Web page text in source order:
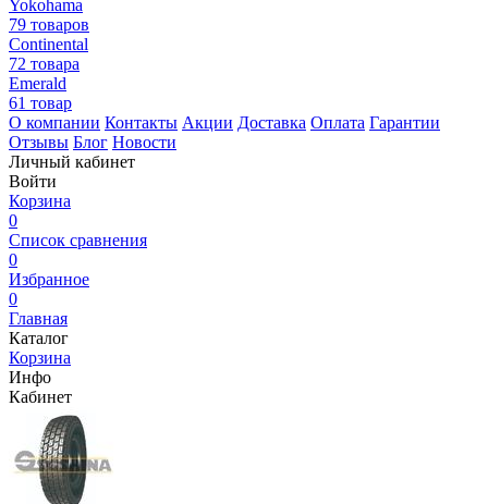
Yokohama
79 товаров
Continental
72 товара
Emerald
61 товар
О компании Контакты Акции Доставка Оплата Гарантии
Отзывы Блог Новости
Личный кабинет
Войти
Корзина
0
Список сравнения
0
Избранное
0
Главная
Каталог
Корзина
Инфо
Кабинет